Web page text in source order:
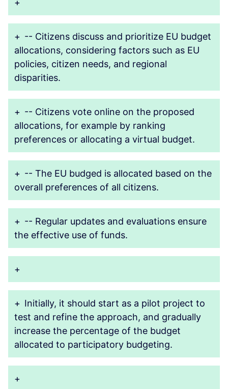
+
+ -- Citizens discuss and prioritize EU budget
allocations, considering factors such as EU
policies, citizen needs, and regional
disparities.
+ -- Citizens vote online on the proposed
allocations, for example by ranking
preferences or allocating a virtual budget.
+ -- The EU budged is allocated based on the
overall preferences of all citizens.
+ -- Regular updates and evaluations ensure
the effective use of funds.
+
+ Initially, it should start as a pilot project to
test and refine the approach, and gradually
increase the percentage of the budget
allocated to participatory budgeting.
+